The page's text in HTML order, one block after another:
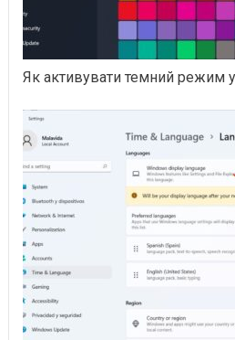
Як активувати темний режим